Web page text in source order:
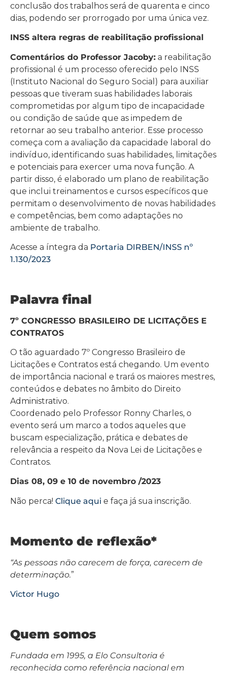
conclusão dos trabalhos será de quarenta e cinco
dias, podendo ser prorrogado por uma única vez.
INSS altera regras de reabilitação profissional
Comentários do Professor Jacoby: a reabilitação
profissional é um processo oferecido pelo INSS
(Instituto Nacional do Seguro Social) para auxiliar
pessoas que tiveram suas habilidades laborais
comprometidas por algum tipo de incapacidade
ou condição de saúde que as impedem de
retornar ao seu trabalho anterior. Esse processo
começa com a avaliação da capacidade laboral do
indivíduo, identificando suas habilidades, limitações
e potenciais para exercer uma nova função. A
partir disso, é elaborado um plano de reabilitação
que inclui treinamentos e cursos específicos que
permitam o desenvolvimento de novas habilidades
e competências, bem como adaptações no
ambiente de trabalho.
Acesse a íntegra da Portaria DIRBEN/INSS nº
1.130/2023
Palavra final
7º CONGRESSO BRASILEIRO DE LICITAÇÕES E
CONTRATOS
O tão aguardado 7º Congresso Brasileiro de
Licitações e Contratos está chegando. Um evento
de importância nacional e trará os maiores mestres,
conteúdos e debates no âmbito do Direito
Administrativo.
Coordenado pelo Professor Ronny Charles, o
evento será um marco a todos aqueles que
buscam especialização, prática e debates de
relevância a respeito da Nova Lei de Licitações e
Contratos.
Dias 08, 09 e 10 de novembro /2023
Não perca! Clique aqui e faça já sua inscrição.
Momento de reflexão*
“As pessoas não carecem de força, carecem de
determinação.”
Victor Hugo
Quem somos
Fundada em 1995, a Elo Consultoria é
reconhecida como referência nacional em